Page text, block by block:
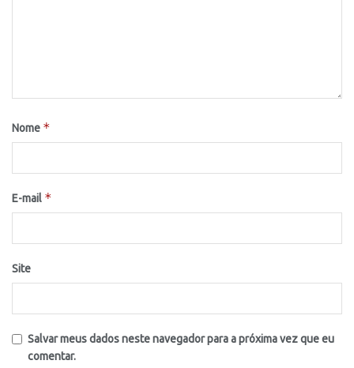
Nome *
E-mail *
Site
Salvar meus dados neste navegador para a próxima vez que eu
comentar.